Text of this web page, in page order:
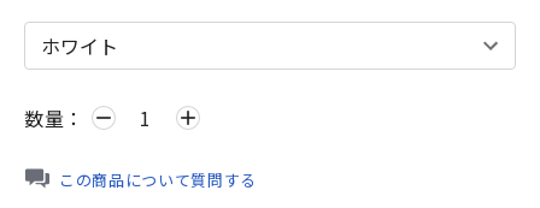
数量： remove add
この商品について質問する